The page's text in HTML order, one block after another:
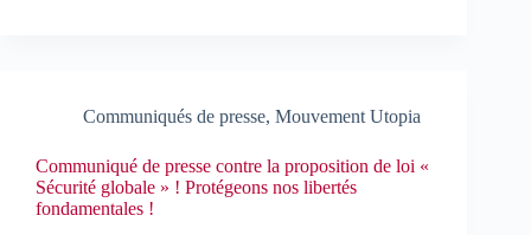
Communiqués de presse, Mouvement Utopia
Communiqué de presse contre la proposition de loi «
Sécurité globale » ! Protégeons nos libertés
fondamentales !